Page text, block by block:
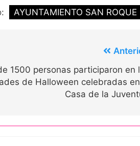
AYUNTAMIENTO SAN ROQUE
1500 personas participaron en
de Halloween celebradas
Casa de la